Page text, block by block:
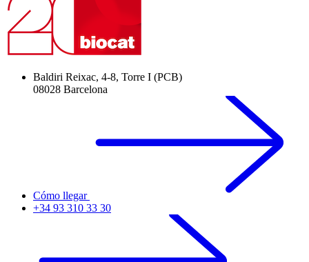
Baldiri Reixac, 4-8, Torre I (PCB)
08028 Barcelona
Cómo llegar
+34 93 310 33 30